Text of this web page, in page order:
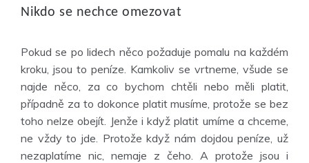
Nikdo se nechce omezovat
Pokud se po lidech něco požaduje pomalu na každém
kroku, jsou to peníze. Kamkoliv se vrtneme, všude se
najde něco, za co bychom chtěli nebo měli platit,
případně za to dokonce platit musíme, protože se bez
toho nelze obejít. Jenže i když platit umíme a chceme,
ne vždy to jde. Protože když nám dojdou peníze, už
nezaplatíme nic, nemaje z čeho. A protože jsou i